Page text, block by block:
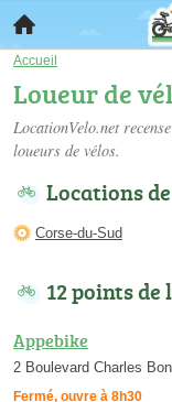
Accueil
Loueur de
LocationVelo.net
loueurs de vélos.
Locations
Corse-du-Sud
12 points
Appebike
2 Boulevard Charles
Fermé, ouvre à 8h30